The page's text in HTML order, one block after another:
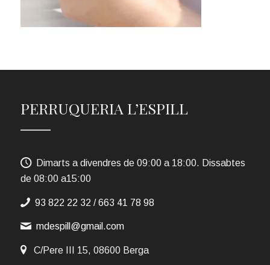
PERRUQUERIA L’ESPILL
Dimarts a divendres de 09:00 a 18:00. Dissabtes
de 08:00 a15:00
93 822 22 32 /663 41 78 98
mdespill@gmail.com
C/Pere III 15, 08600 Berga